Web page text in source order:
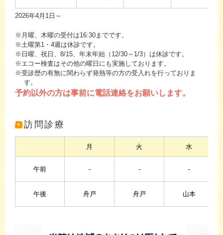
2026年4月1日～
※月曜、木曜の受付は16:30までです。
※土曜第1・4週は休診です。
※日曜、祝日、8/15、年末年始（12/30～1/3）は休診です。
※エコー検査はその他の曜日にも実施しております。
※受診歴の有無に関わらず発熱等の方の受入れを行っておりま
す。
予約以外の方は事前に電話連絡をお願いします。
訪問診療
月 火 水
午前 - - -
午後 舟戸 舟戸 山本